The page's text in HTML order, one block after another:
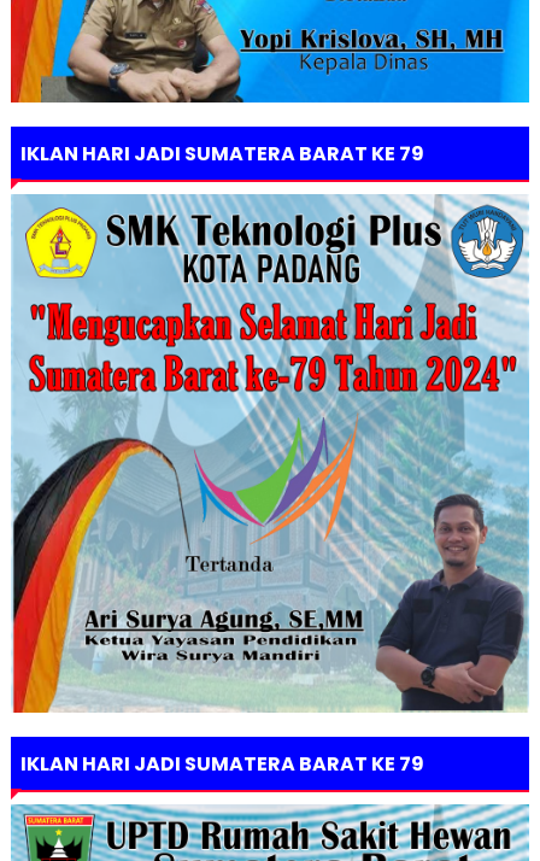
IKLAN HARI JADI SUMATERA BARAT KE 79
IKLAN HARI JADI SUMATERA BARAT KE 79